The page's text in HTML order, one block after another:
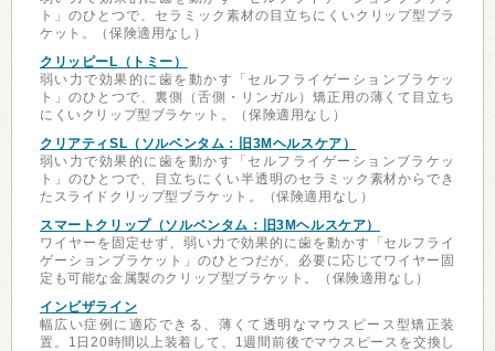
ト」のひとつで、セラミック素材の目立ちにくいクリップ型ブラ
ケット。（保険適用なし）
クリッピーL（トミー）
弱い力で効果的に歯を動かす「セルフライゲーションブラケッ
ト」のひとつで、裏側（舌側・リンガル）矯正用の薄くて目立ち
にくいクリップ型ブラケット。（保険適用なし）
クリアティSL（ソルベンタム：旧3Mヘルスケア）
弱い力で効果的に歯を動かす「セルフライゲーションブラケッ
ト」のひとつで、目立ちにくい半透明のセラミック素材からでき
たスライドクリップ型ブラケット。（保険適用なし）
スマートクリップ（ソルベンタム：旧3Mヘルスケア）
ワイヤーを固定せず、弱い力で効果的に歯を動かす「セルフライ
ゲーションブラケット」のひとつだが、必要に応じてワイヤー固
定も可能な金属製のクリップ型ブラケット。（保険適用なし）
インビザライン
幅広い症例に適応できる、薄くて透明なマウスピース型矯正装
置。1日20時間以上装着して、1週間前後でマウスピースを交換し